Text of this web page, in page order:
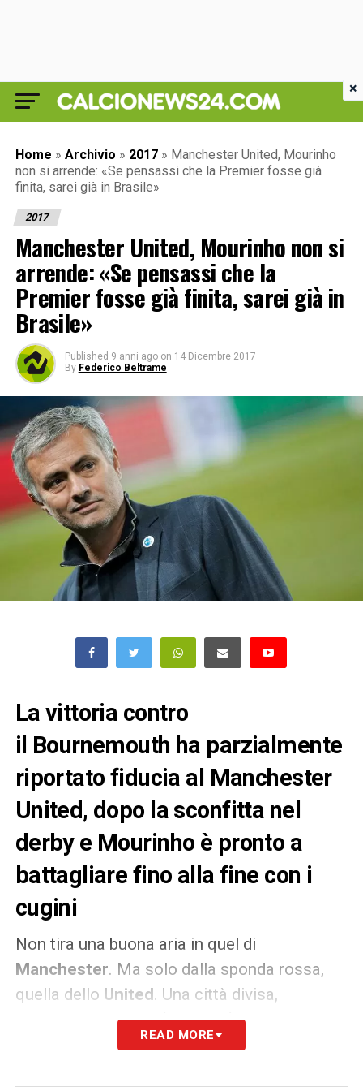
Home » Archivio » 2017 » Manchester United, Mourinho
non si arrende: «Se pensassi che la Premier fosse già
finita, sarei già in Brasile»
2017
Manchester United, Mourinho non si
arrende: «Se pensassi che la
Premier fosse già finita, sarei già in
Brasile»
Published 9 anni ago on 14 Dicembre 2017
By Federico Beltrame
La vittoria contro
il Bournemouth ha parzialmente
riportato fiducia al Manchester
United, dopo la sconfitta nel
derby e Mourinho è pronto a
battagliare fino alla fine con i
cugini
Non tira una buona aria in quel di
Manchester. Ma solo dalla sponda rossa,
quella dello United. Una città divisa,
soprattutto, dopo ilbig matchandato in
scena domenica. Un derby che ha regalato
READ MORE
×